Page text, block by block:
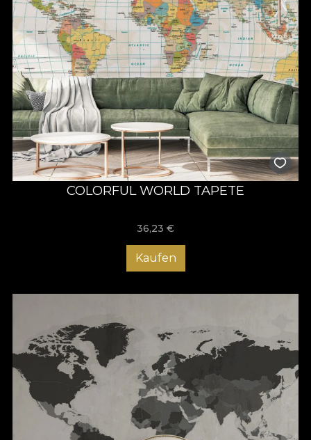
COLORFUL WORLD TAPETE
36,23 €
Kaufen